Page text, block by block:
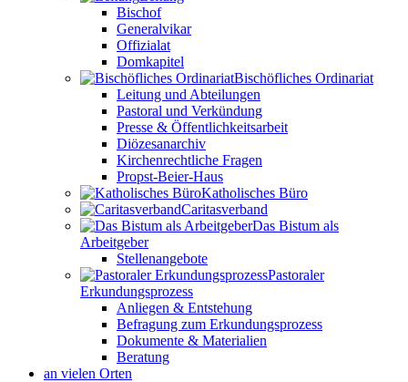
Bischof
Generalvikar
Offizialat
Domkapitel
Bischöfliches Ordinariat
Leitung und Abteilungen
Pastoral und Verkündung
Presse & Öffentlichkeitsarbeit
Diözesanarchiv
Kirchenrechtliche Fragen
Propst-Beier-Haus
Katholisches Büro
Caritasverband
Das Bistum als
Arbeitgeber
Stellenangebote
Pastoraler
Erkundungsprozess
Anliegen & Entstehung
Befragung zum Erkundungsprozess
Dokumente & Materialien
Beratung
an vielen Orten